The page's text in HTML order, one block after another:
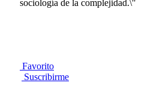
sociología de la complejidad.\"
Favorito
Suscribirme